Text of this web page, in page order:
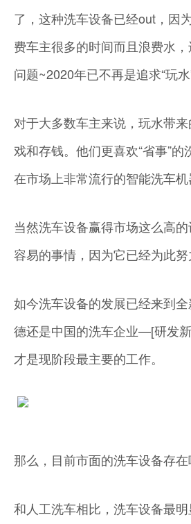
了，这种洗车设备已经out，因
费车主很多的时间而且浪费水
问题~2020年已不再是追求“玩水
对于大多数车主来说，玩水带
戏和存钱。他们更喜欢“省事”
在市场上非常流行的智能洗车机
当然洗车设备赢得市场这么高
容易的事情，因为它已经为此努
如今洗车设备的发展已经来到
德还是中国的洗车企业—[研发
才是现阶段最主要的工作。
那么，目前市面的洗车设备存在
和人工洗车相比，洗车设备最